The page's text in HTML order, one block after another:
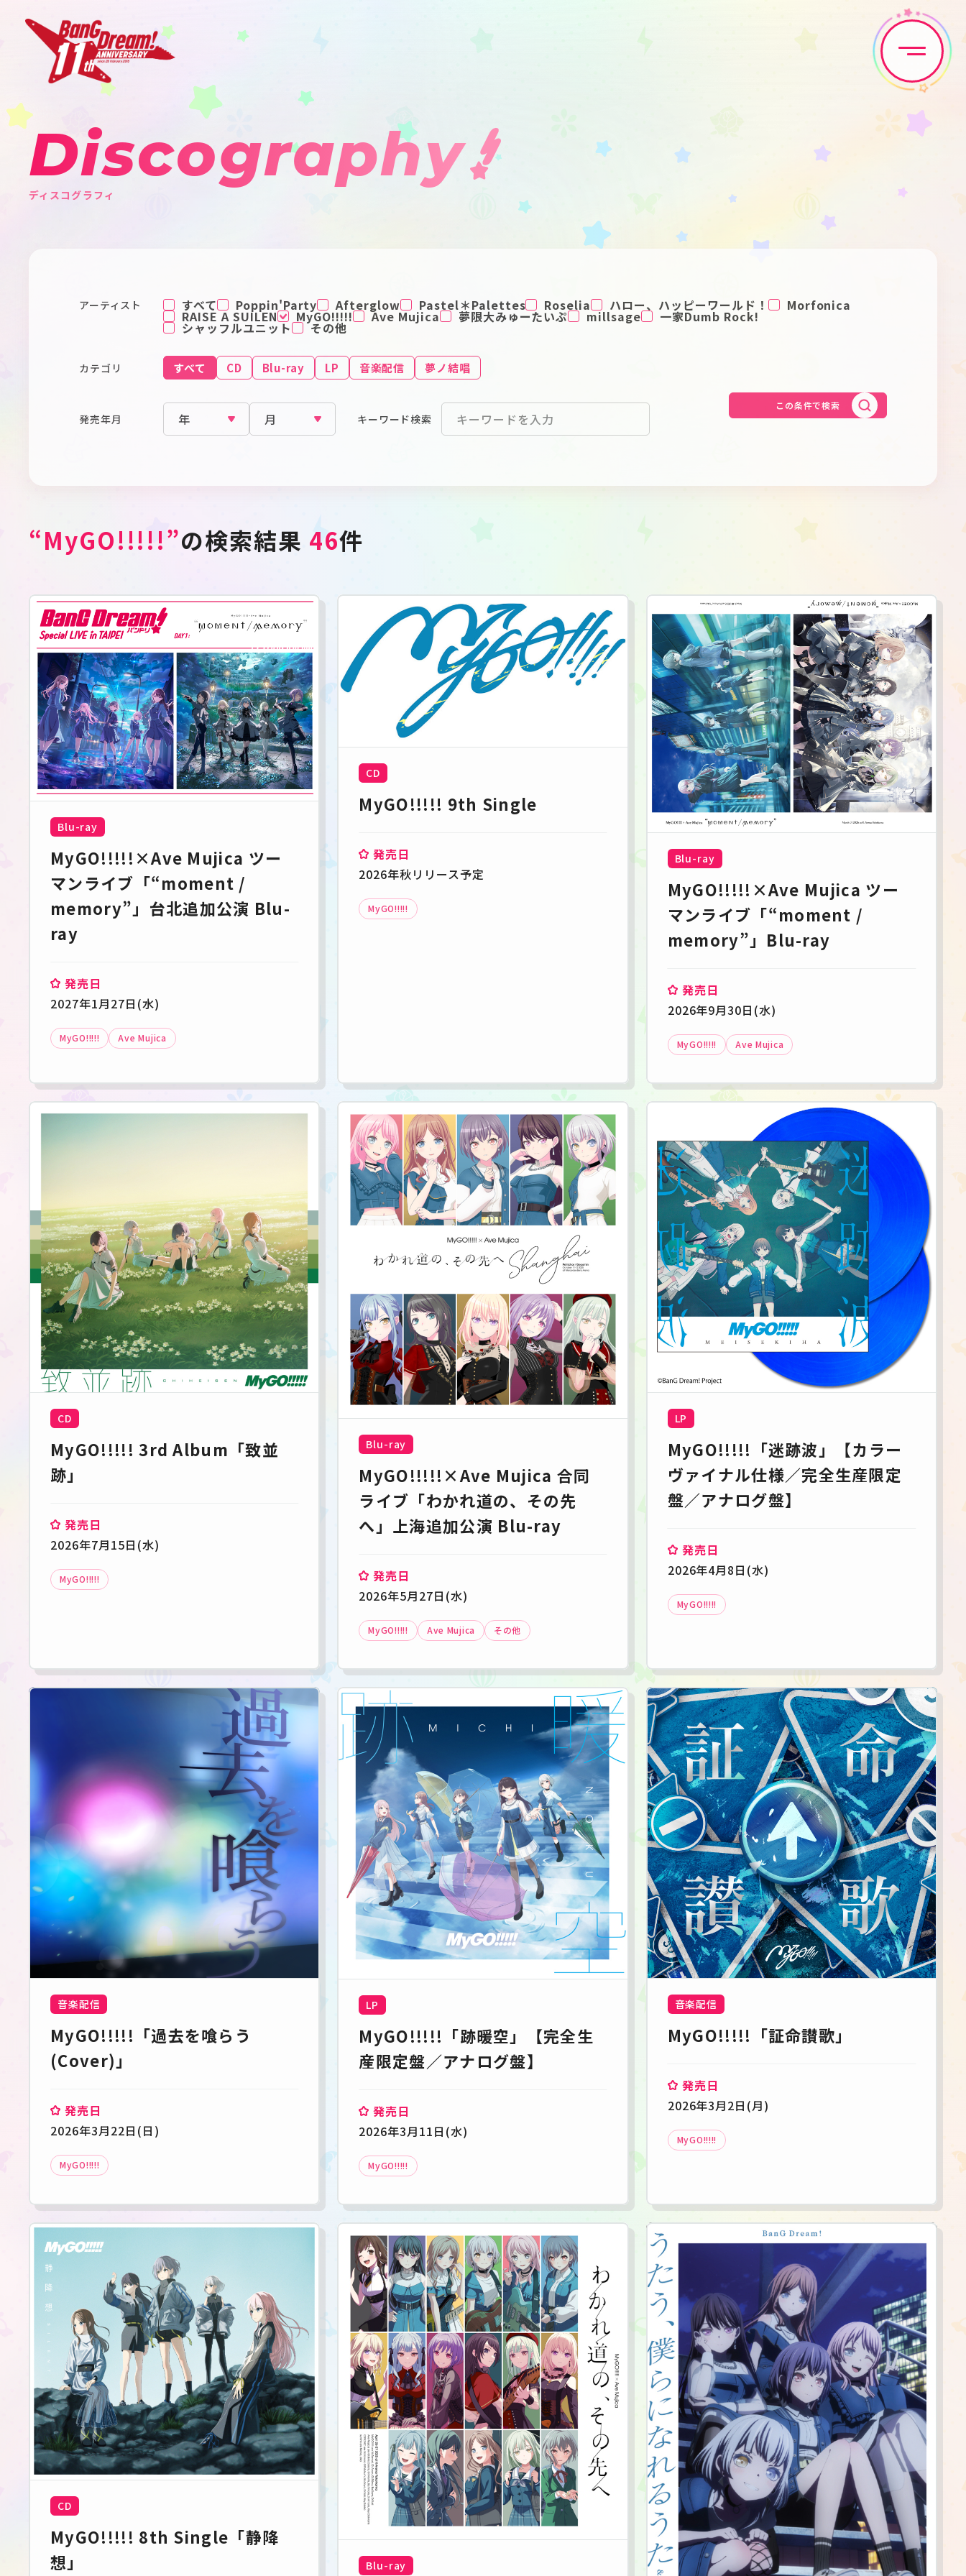
Discography
Anime
JPEN
Discography
ディスコグラフィ
アーティスト すべて Poppin'Party Afterglow Pastel＊Palettes Roselia ハロー、ハッピーワールド！ Morfonica
RAISE A SUILEN MyGO!!!!! Ave Mujica 夢限大みゅーたいぷ millsage 一家Dumb Rock!
シャッフルユニット その他
カテゴリ すべて CD Blu-ray LP 音楽配信 夢ノ結唱
発売年月 キーワード検索
この条件で検索
“MyGO!!!!!”の検索結果 46件
Blu-ray
MyGO!!!!!×Ave Mujica ツー
マンライブ「“moment /
memory”」台北追加公演 Blu-
ray
発売日
2027年1月27日(水)
MyGO!!!!! Ave Mujica
CD
MyGO!!!!! 9th Single
発売日
2026年秋リリース予定
MyGO!!!!!
Blu-ray
MyGO!!!!!×Ave Mujica ツー
マンライブ「“moment /
memory”」Blu-ray
発売日
2026年9月30日(水)
MyGO!!!!! Ave Mujica
CD
MyGO!!!!! 3rd Album「致並
跡」
発売日
2026年7月15日(水)
MyGO!!!!!
Blu-ray
MyGO!!!!!×Ave Mujica 合同
ライブ「わかれ道の、その先
へ」上海追加公演 Blu-ray
発売日
2026年5月27日(水)
MyGO!!!!! Ave Mujica その他
LP
MyGO!!!!!「迷跡波」【カラー
ヴァイナル仕様／完全生産限定
盤／アナログ盤】
発売日
2026年4月8日(水)
MyGO!!!!!
音楽配信
MyGO!!!!!「過去を喰らう
(Cover)」
発売日
2026年3月22日(日)
MyGO!!!!!
LP
MyGO!!!!!「跡暖空」【完全生
産限定盤／アナログ盤】
発売日
2026年3月11日(水)
MyGO!!!!!
音楽配信
MyGO!!!!!「証命讃歌」
発売日
2026年3月2日(月)
MyGO!!!!!
CD
MyGO!!!!! 8th Single「静降
想」
Blu-ray